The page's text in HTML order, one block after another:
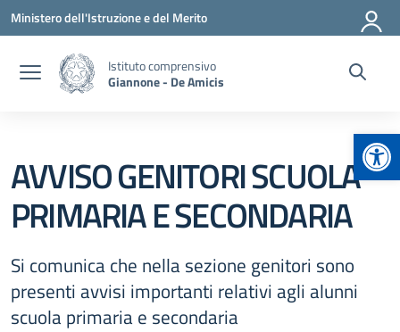
Vai ai contenuti
Vai al menu di navigazione
Vai al footer
Ministero dell'Istruzione e del Merito
Istituto comprensivo
Giannone - De Amicis
AVVISO GENITORI SCUOLA
PRIMARIA E SECONDARIA
Si comunica che nella sezione genitori sono
presenti avvisi importanti relativi agli alunni
scuola primaria e secondaria